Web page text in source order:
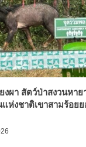
งผา สัตว์ป่าสงวนหา
ห่งชาติเขาสามร้อย